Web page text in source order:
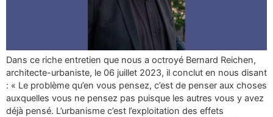
Dans ce riche entretien que nous a octroyé Bernard Reichen,
architecte-urbaniste, le 06 juillet 2023, il conclut en nous disant
: « Le problème qu’en vous pensez, c’est de penser aux choses
auxquelles vous ne pensez pas puisque les autres vous y avez
déjà pensé. L’urbanisme c’est l’exploitation des effets